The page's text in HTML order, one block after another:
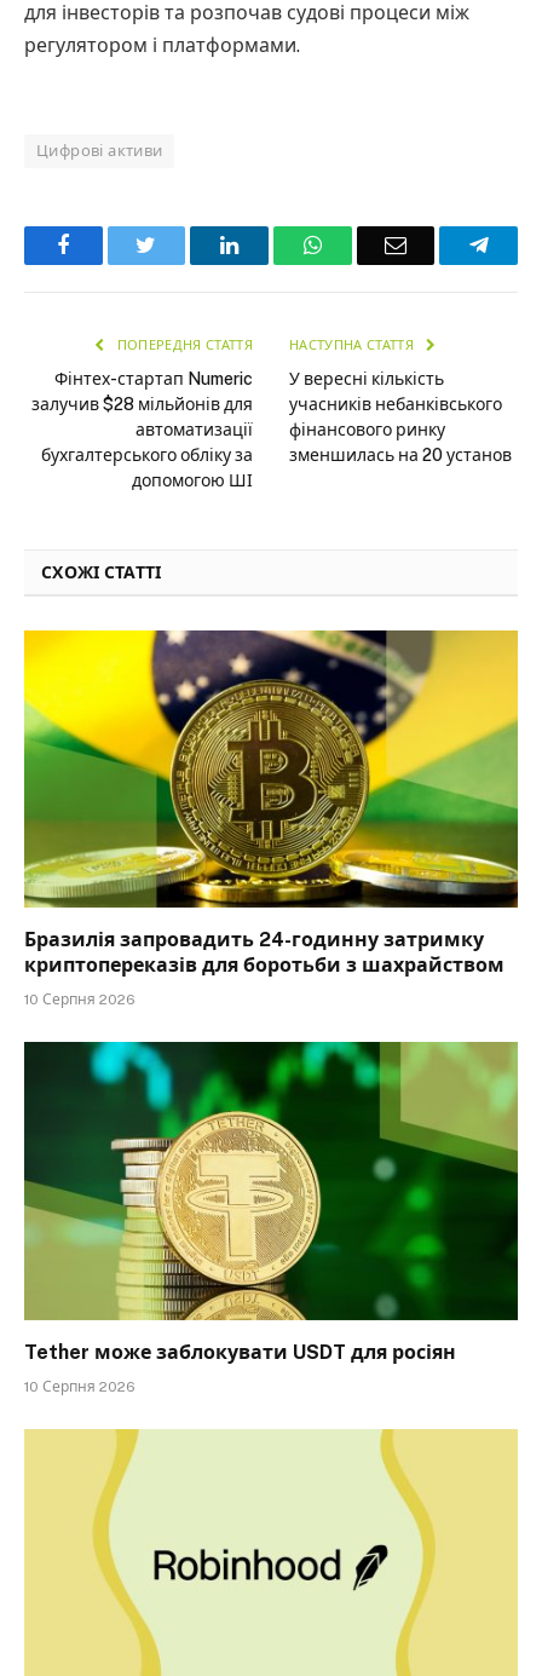
для інвесторів та розпочав судові процеси між
регулятором і платформами.
Цифрові активи
Facebook LinkedInWhatsAppEmail
ПОПЕРЕДНЯ СТАТТЯ
Фінтех-стартап Numeric
залучив $28 мільйонів для
автоматизації
бухгалтерського обліку за
допомогою ШІ
НАСТУПНА СТАТТЯ
У вересні кількість
учасників небанківського
фінансового ринку
зменшилась на 20 установ
СХОЖІ СТАТТІ
Бразилія запровадить 24-годинну затримку
криптопереказів для боротьби з шахрайством
10 Серпня 2026
Tether може заблокувати USDT для росіян
10 Серпня 2026